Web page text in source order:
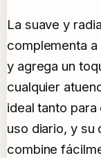
La suave y
complementa
y agrega un
cualquier
ideal tanto
uso diario, y su
combine